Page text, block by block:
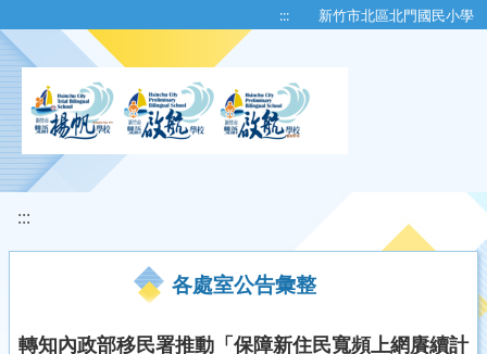
::: 新竹市北區北門國民小學
:::
各處室公告彙整
轉知內政部移民署推動「保障新住民寬頻上網賡續計